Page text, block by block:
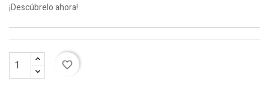
¡Descúbrelo ahora!
favorite_border